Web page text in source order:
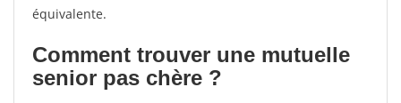
équivalente.
Comment trouver une mutuelle
senior pas chère ?